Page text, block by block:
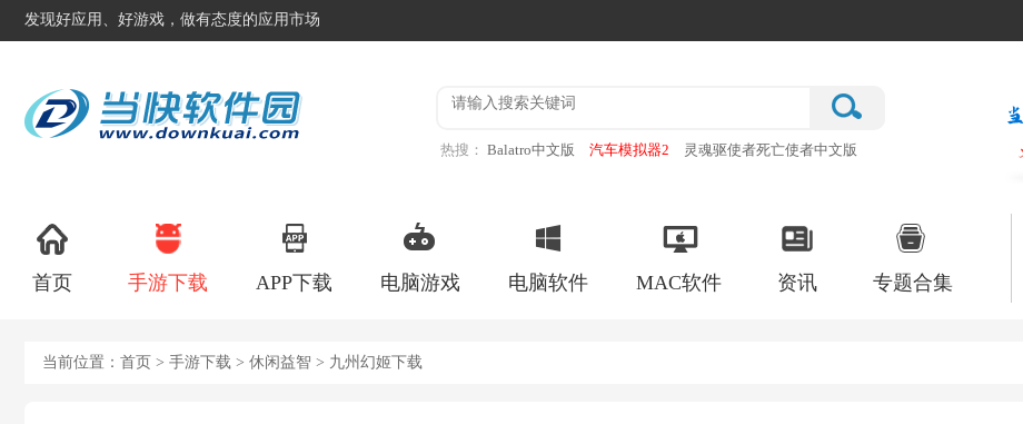
发现好应用、好游戏，做有态度的应用市场
热搜： Balatro中文版 汽车模拟器2
灵魂驱使者死亡使者中文版
首页 手游下载 APP下载 电脑游戏 电脑软件 MAC软件 资讯 专题合集
当前位置： 首页 > 手游下载 > 休闲益智 > 九州幻姬下载